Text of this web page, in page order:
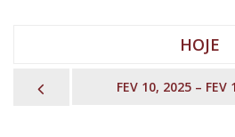
HOJE
PREVIOUSFEV 10, 2025 – FEV